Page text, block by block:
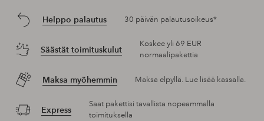
Helppo palautus 30 päivän palautusoikeus*
Säästät toimituskulut
Koskee yli 69 EUR
normaalipakettia
Maksa myöhemmin Maksa elpyllä. Lue lisää kassalla.
Express
Saat pakettisi tavallista nopeammalla
toimituksella